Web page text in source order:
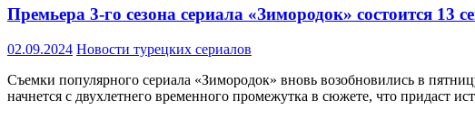
Премьера 3-го сезона сериала «Зимородок» состоится 13
02.09.2024 Новости турецких сериалов
Съемки популярного сериала «Зимородок» вновь возобновились в
начнется с двухлетнего временного промежутка в сюжете, что придаст